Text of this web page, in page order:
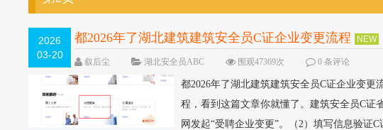
2026
03-20
都2026年了湖北建筑建筑安全员C证企业变更流程 NEW
叙后尘 湖北安全员ABC 围观47369次 0 条评论
都2026年了湖北建筑建筑安全员C证企业变
程，看到这篇文章你就懂了。建筑安全员C证
网发起“受聘企业变更”。（2）填写信息验证